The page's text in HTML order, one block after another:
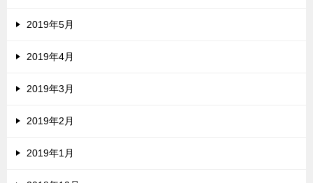
2019年5月
2019年4月
2019年3月
2019年2月
2019年1月